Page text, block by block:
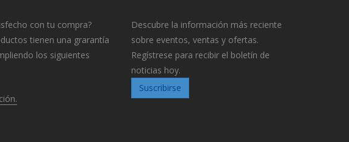
con tu compra?
tienen una grarantía
los siguientes
Descubre la información más reciente
sobre eventos, ventas y ofertas.
Regístrese para recibir el boletín de
noticias hoy.
Suscribirse